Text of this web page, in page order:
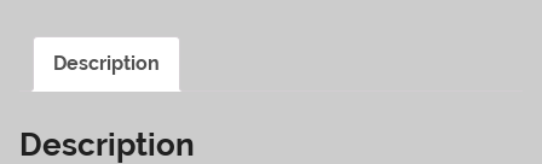
Description
Description